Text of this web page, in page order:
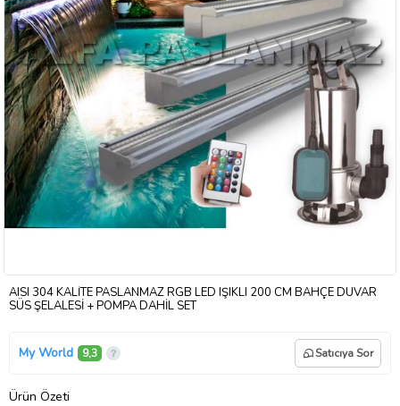
AISI 304 KALİTE PASLANMAZ RGB LED IŞIKLI 200 CM BAHÇE DUVAR
SÜS ŞELALESİ + POMPA DAHİL SET
My World 9,3 Satıcıya Sor
Ürün Özeti